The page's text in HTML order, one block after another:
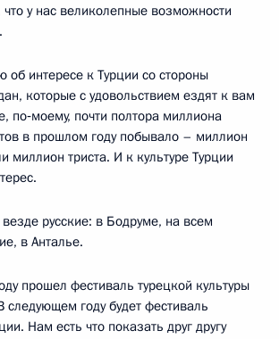
у нас великолепные возможности
об интересе к Турции со стороны
которые с удовольствием ездят к вам
по‑моему, почти полтора миллиона
в прошлом году побывало – миллион
миллион триста. И к культуре Турции
русские: в Бодруме, на всем
в Анталье.
прошел фестиваль турецкой культуры
следующем году будет фестиваль
Нам есть что показать друг другу